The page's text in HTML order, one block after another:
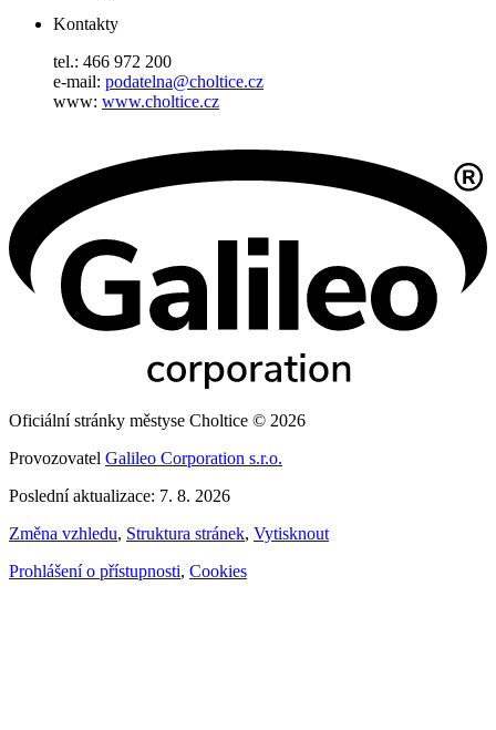
Kontakty
tel.: 466 972 200
e-mail: podatelna@choltice.cz
www: www.choltice.cz
Oficiální stránky městyse Choltice © 2026
Provozovatel Galileo Corporation s.r.o.
Poslední aktualizace: 7. 8. 2026
Změna vzhledu, Struktura stránek, Vytisknout
Prohlášení o přístupnosti, Cookies